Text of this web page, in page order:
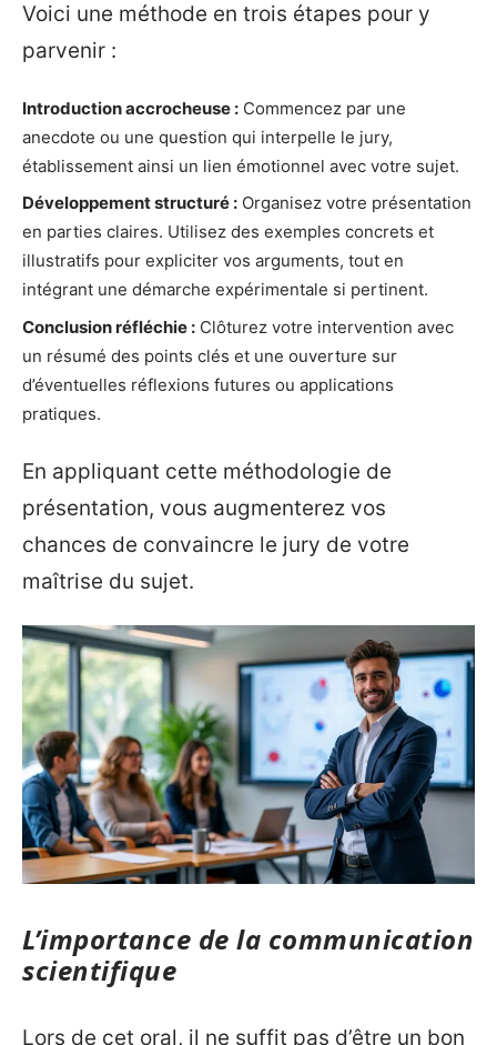
Voici une méthode en trois étapes pour y
parvenir :
Introduction accrocheuse : Commencez par une
anecdote ou une question qui interpelle le jury,
établissement ainsi un lien émotionnel avec votre sujet.
Développement structuré : Organisez votre présentation
en parties claires. Utilisez des exemples concrets et
illustratifs pour expliciter vos arguments, tout en
intégrant une démarche expérimentale si pertinent.
Conclusion réfléchie : Clôturez votre intervention avec
un résumé des points clés et une ouverture sur
d’éventuelles réflexions futures ou applications
pratiques.
En appliquant cette méthodologie de
présentation, vous augmenterez vos
chances de convaincre le jury de votre
maîtrise du sujet.
L’importance de la communication
scientifique
Lors de cet oral, il ne suffit pas d’être un bon